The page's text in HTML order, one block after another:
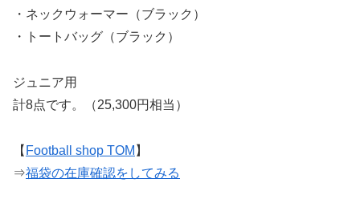
・ネックウォーマー（ブラック）
・トートバッグ（ブラック）
ジュニア用
計8点です。（25,300円相当）
【 Football shop TOM 】
⇒福袋の在庫確認をしてみる